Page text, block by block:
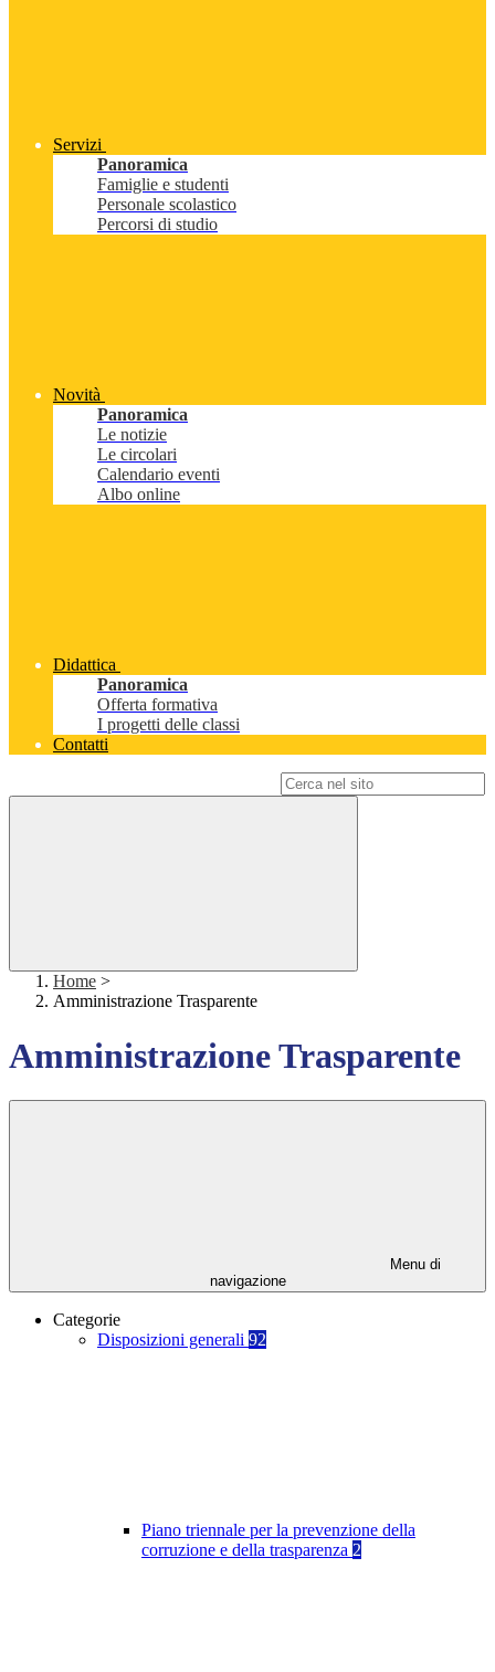
Servizi
Panoramica
Famiglie e studenti
Personale scolastico
Percorsi di studio
Novità
Panoramica
Le notizie
Le circolari
Calendario eventi
Albo online
Didattica
Panoramica
Offerta formativa
I progetti delle classi
Contatti
Home >
Amministrazione Trasparente
Amministrazione Trasparente
Menu di
navigazione
Categorie
Disposizioni generali 92
Piano triennale per la prevenzione della
corruzione e della trasparenza 2